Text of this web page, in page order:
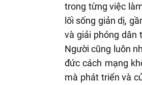
trong từng việc
lối sống giản dị,
và giải phóng dân
Người cũng luôn
đức cách mạng
mà phát triển và